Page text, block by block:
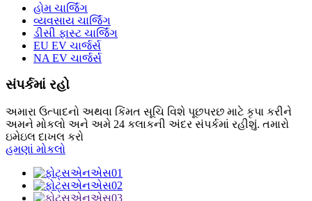
હોમ ચાર્જિંગ
વ્યવસાય ચાર્જિંગ
ડીસી ફાસ્ટ ચાર્જિંગ
EU EV ચાર્જર્સ
NA EV ચાર્જર્સ
સંપર્કમાં રહો
અમારા ઉત્પાદનો અથવા કિંમત સૂચિ વિશે પૂછપરછ માટે કૃપા કરીને
અમને મોકલો અને અમે 24 કલાકની અંદર સંપર્કમાં રહીશું. તમારો
ઇમેઇલ દાખલ કરો
હમણાં મોકલો